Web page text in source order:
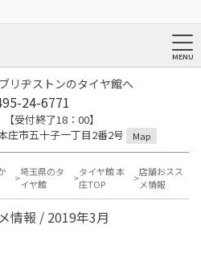
リヂストンのタイヤ館へ
24-6771
【受付終了18：00】
市五十子一丁目2番2号
Map
埼玉県のタ
イヤ館
タイヤ館 本
庄TOP
店舗おスス
メ情報
情報 / 2019年3月